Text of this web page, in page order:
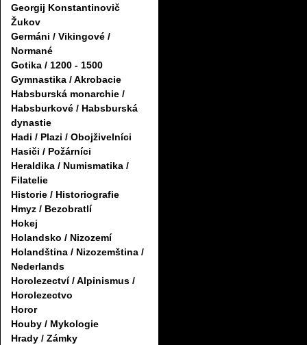
Georgij Konstantinovič
Žukov
Germáni / Vikingové /
Normané
Gotika / 1200 - 1500
Gymnastika / Akrobacie
Habsburská monarchie /
Habsburkové / Habsburská
dynastie
Hadi / Plazi / Obojživelníci
Hasiči / Požárníci
Heraldika / Numismatika /
Filatelie
Historie / Historiografie
Hmyz / Bezobratlí
Hokej
Holandsko / Nizozemí
Holandština / Nizozemština /
Nederlands
Horolezectví / Alpinismus /
Horolezectvo
Horor
Houby / Mykologie
Hrady / Zámky